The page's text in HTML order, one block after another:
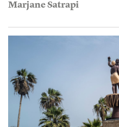
Marjane Satrapi